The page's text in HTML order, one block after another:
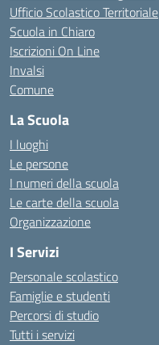
Ufficio Scolastico Territoriale
Scuola in Chiaro
Iscrizioni On Line
Invalsi
Comune
La Scuola
I luoghi
Le persone
I numeri della scuola
Le carte della scuola
Organizzazione
I Servizi
Personale scolastico
Famiglie e studenti
Percorsi di studio
Tutti i servizi